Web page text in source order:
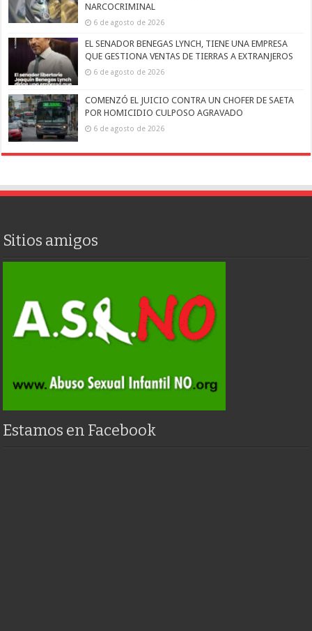
NARCOCRIMINAL
6 de agosto de 2026
EL SENADOR BENEGAS LYNCH, TIENE UNA EMPRESA
QUE GESTIONA VENTAS DE TIERRAS A EXTRANJEROS
6 de agosto de 2026
COMENZÓ EL JUICIO CONTRA UN CHOFER DE SAETA
POR HOMICIDIO CULPOSO AGRAVADO
6 de agosto de 2026
Sitios amigos
Estamos en Facebook